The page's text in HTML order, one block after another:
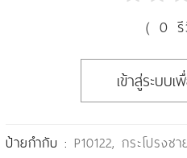
( 0
เข้าสู่ระบบ
ป้ายกำกับ :P10122,กระโปรงช